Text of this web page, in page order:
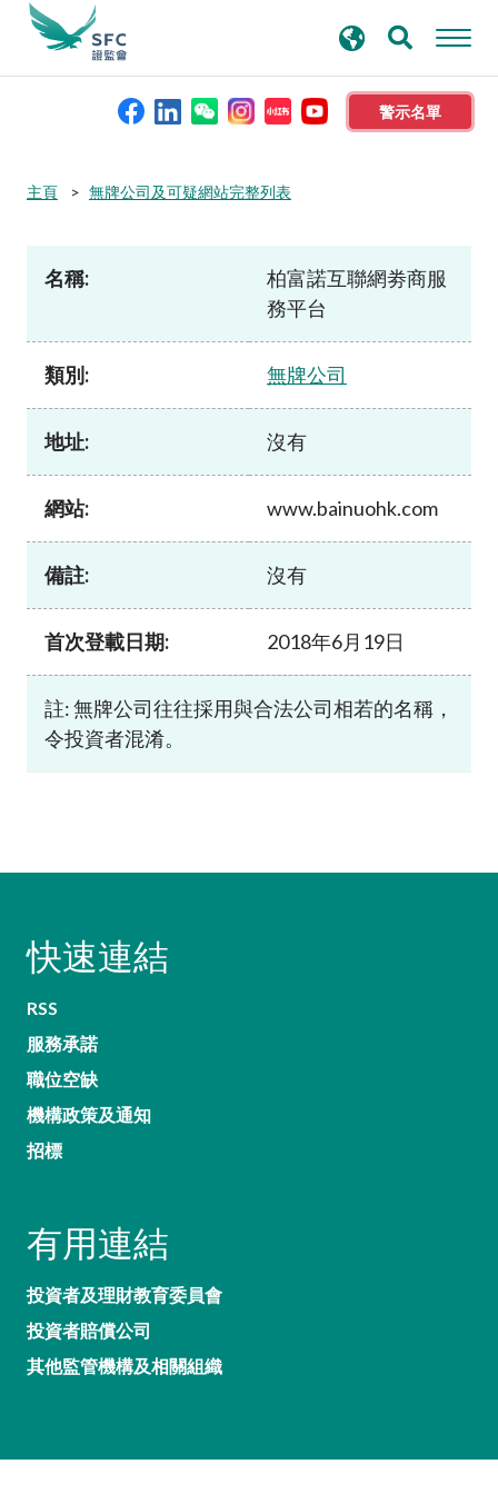
警示名單
本會簡介
資料庫
新聞稿及公布
加入本會
尋
主頁 無牌公司及可疑網站完整列表
名稱:
柏富諾互聯網劵商服
務平台
類別: 無牌公司
地址: 沒有
網站: www.bainuohk.com
備註: 沒有
首次登載日期: 2018年6月19日
註: 無牌公司往往採用與合法公司相若的名稱，
令投資者混淆。
快速連結
RSS
服務承諾
職位空缺
機構政策及通知
招標
有用連結
投資者及理財教育委員會
投資者賠償公司
其他監管機構及相關組織